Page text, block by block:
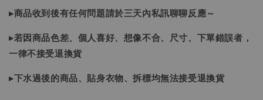
▸商品收到後有任何問題請於三天內私訊聊聊反應～
▸若因商品色差、個人喜好、想像不合、尺寸、下單錯誤者，
一律不接受退換貨
▸下水過後的商品、貼身衣物、拆標均無法接受退換貨